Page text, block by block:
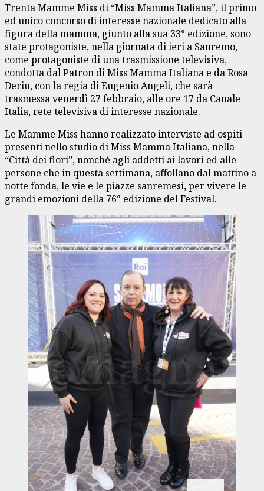
Trenta Mamme Miss di “Miss Mamma Italiana”, il primo
ed unico concorso di interesse nazionale dedicato alla
figura della mamma, giunto alla sua 33° edizione, sono
state protagoniste, nella giornata di ieri a Sanremo,
come protagoniste di una trasmissione televisiva,
condotta dal Patron di Miss Mamma Italiana e da Rosa
Deriu, con la regia di Eugenio Angeli, che sarà
trasmessa venerdì 27 febbraio, alle ore 17 da Canale
Italia, rete televisiva di interesse nazionale.
Le Mamme Miss hanno realizzato interviste ad ospiti
presenti nello studio di Miss Mamma Italiana, nella
“Città dei fiori”, nonché agli addetti ai lavori ed alle
persone che in questa settimana, affollano dal mattino a
notte fonda, le vie e le piazze sanremesi, per vivere le
grandi emozioni della 76° edizione del Festival.